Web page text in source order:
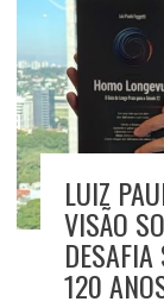
LUIZ
VISÃO
120